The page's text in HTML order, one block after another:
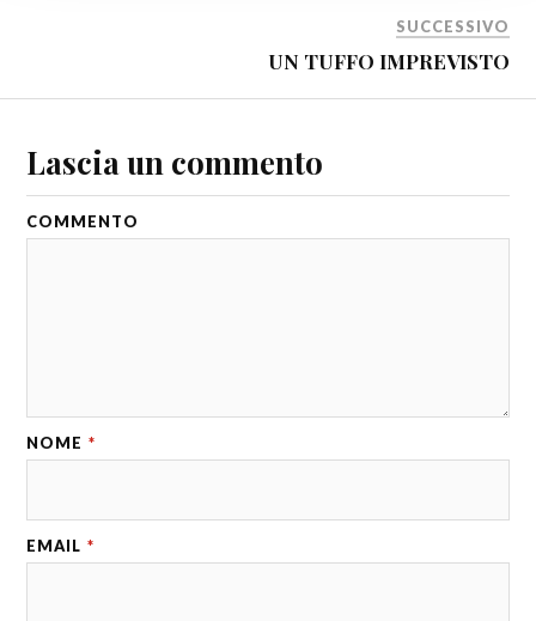
SUCCESSIVO
UN TUFFO IMPREVISTO
Lascia un commento
COMMENTO
NOME *
EMAIL *